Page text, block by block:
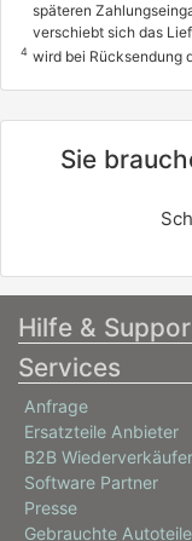
späteren
verschiebt sich das
4 wird bei Rücksendung
Sie
Hilfe &
Services
Anfrage
Ersatzteile Anbieter
B2B Wiederverkäufer
Software Partner
Presse
Gebrauchte Autoteile